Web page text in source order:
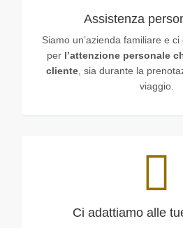
Assistenza
Siamo un’azienda familiare e
per l’attenzione personale
cliente, sia durante la
viaggio.
Ci adattiamo alle